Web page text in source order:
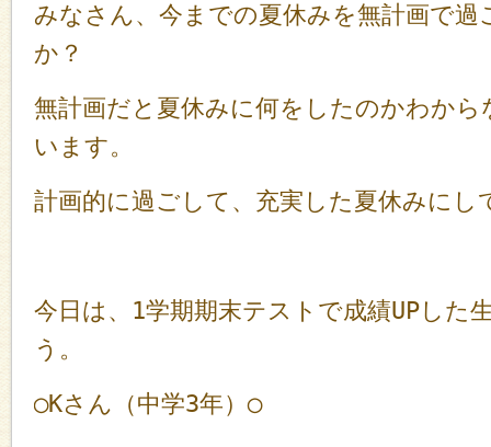
みなさん、今までの夏休みを無計画で
か？
無計画だと夏休みに何をしたのかわか
います。
計画的に過ごして、充実した夏休みにし
今日は、1学期期末テストで成績UPした
う。
◯Kさん（中学3年）◯